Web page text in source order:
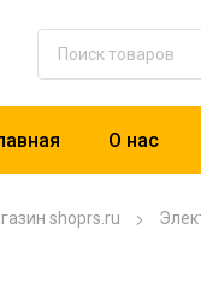
О нас
shoprs.ru